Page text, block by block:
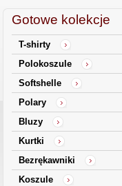
Gotowe kolekcje
T-shirty
Polokoszule
Softshelle
Polary
Bluzy
Kurtki
Bezrękawniki
Koszule